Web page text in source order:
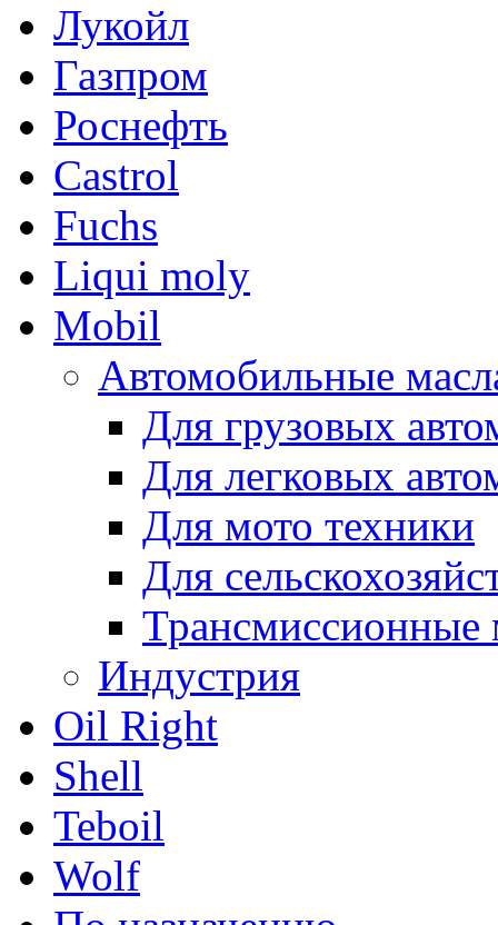
Лукойл
Газпром
Роснефть
Castrol
Fuchs
Liqui moly
Mobil
Автомобильные
Для грузовых
Для легковых
Для мото техники
Для
Трансмиссионные
Индустрия
Oil Right
Shell
Teboil
Wolf